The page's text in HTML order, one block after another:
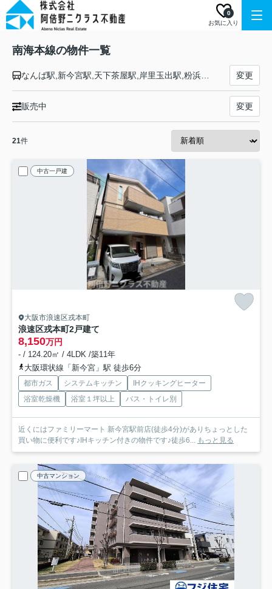
お気に入り
0
南海本線の物件一覧
変更
販売中 変更
21件
中古一戸建
大阪市浪速区戎本町
浪速区戎本町2戸建て
8,150万円
- / 124.20㎡ / 4LDK /築11年
大阪環状線「新今宮」駅 徒歩6分
都市ガス システムキッチン
IHクッキングヒーター
浴室乾燥機
浴室１坪以上 バス・トイレ別
近くにはファミリーマート 新今宮駅前店(徒歩4分)がありちょっとした
買い物に便利です♪IHキッチン付きの物件です♪徒歩6... もっと見る
中古マンション